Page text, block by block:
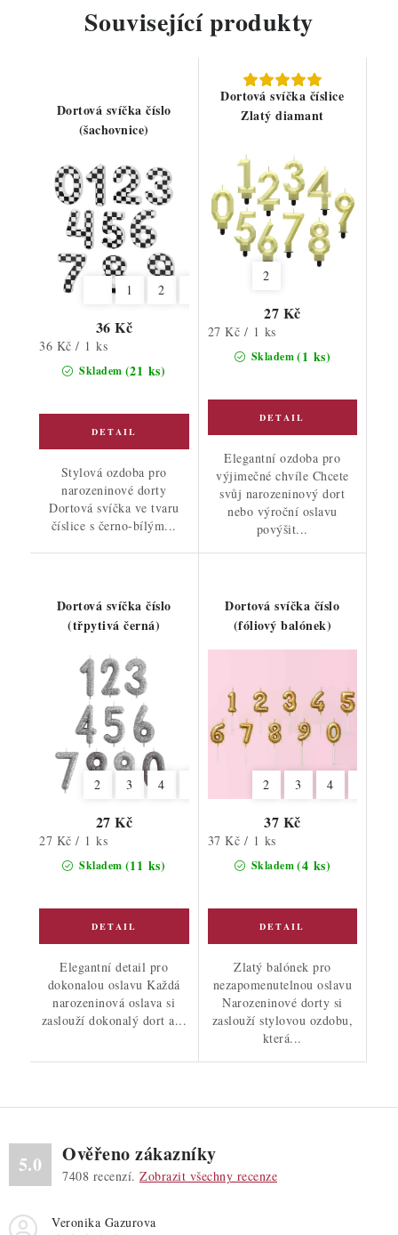
Související produkty
Dortová svíčka číslo
(šachovnice)
1 2
Skladem (21 ks)
36 Kč
Měrná
cena:
36 Kč / 1 ks
Stylová ozdoba pro
narozeninové dorty
Dortová svíčka ve tvaru
číslice s černo-bílým...
Dortová svíčka číslice
Zlatý diamant
2
Skladem(1 ks)
27 Kč
Měrná
27 Kč / 1 ks
Elegantní ozdoba pro
výjimečné chvíle Chcete
svůj narozeninový dort
nebo výroční oslavu
povýšit...
Dortová svíčka číslo
(třpytivá černá)
2 3 4
Skladem (11 ks)
27 Kč
Měrná
cena:
27 Kč / 1 ks
Elegantní detail pro
dokonalou oslavu Každá
narozeninová oslava si
zaslouží dokonalý dort a...
Dortová svíčka číslo
(fóliový balónek)
2 3 4
Skladem(4 ks)
37 Kč
Měrná
37 Kč / 1 ks
Zlatý balónek pro
nezapomenutelnou oslavu
Narozeninové dorty si
zaslouží stylovou ozdobu,
která...
5.0 Ověřeno zákazníky
7408 recenzí. Zobrazit všechny recenze
Veronika Gazurova